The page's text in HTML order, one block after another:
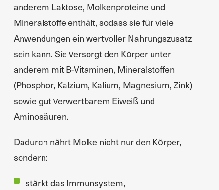
anderem Laktose, Molkenproteine und
Mineralstoffe enthält, sodass sie für viele
Anwendungen ein wertvoller Nahrungszusatz
sein kann. Sie versorgt den Körper unter
anderem mit B-Vitaminen, Mineralstoffen
(Phosphor, Kalzium, Kalium, Magnesium, Zink)
sowie gut verwertbarem Eiweiß und
Aminosäuren.
Dadurch nährt Molke nicht nur den Körper,
sondern:
stärkt das Immunsystem,